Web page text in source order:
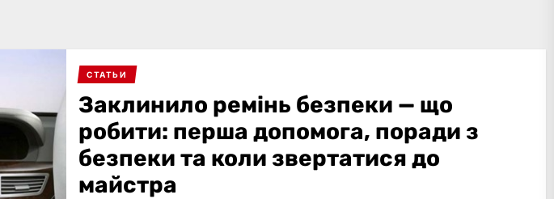
СТАТЬИ
Заклинило ремінь безпеки — що
робити: перша допомога, поради з
безпеки та коли звертатися до
майстра